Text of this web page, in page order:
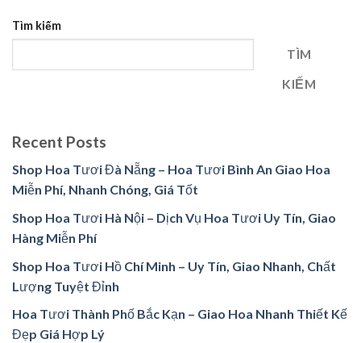
Tìm kiếm
TÌM
KIẾM
Recent Posts
Shop Hoa Tươi Đà Nẵng – Hoa Tươi Bình An Giao Hoa
Miễn Phí, Nhanh Chóng, Giá Tốt
Shop Hoa Tươi Hà Nội – Dịch Vụ Hoa Tươi Uy Tín, Giao
Hàng Miễn Phí
Shop Hoa Tươi Hồ Chí Minh – Uy Tín, Giao Nhanh, Chất
Lượng Tuyệt Đỉnh
Hoa Tươi Thành Phố Bắc Kạn – Giao Hoa Nhanh Thiết Kế
Đẹp Giá Hợp Lý